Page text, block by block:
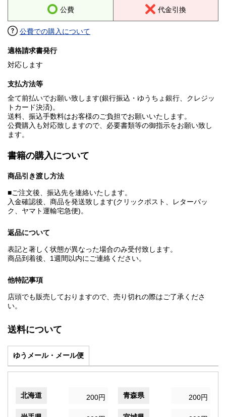
公費 代金引換
公費での購入について
適格請求書発行
対応します
支払方法等
全て前払いでお願い致します(銀行振込・ゆうちょ銀行、クレジッ
トカード決済)。
送料、振込手数料はお客様のご負担でお願いいたします。
公費購入も対応致しますので、必要書類等の御指示をお願い致し
ます。
書籍の購入について
商品引き渡し方法
■ご注文後、振込先を連絡いたします。
入金確認後、商品を発送致します(クリックポスト、レターパッ
ク、ヤマト運輸宅急便)。
返品について
表記と著しく状態が異なった場合のみ受付致します。
商品到着後、1週間以内にご連絡ください。
他特記事項
店頭でも販売しておりますので、売り切れの際はご了承くださ
い。
送料について
ゆうメール・メール便
北海道 200円 青森県 200円